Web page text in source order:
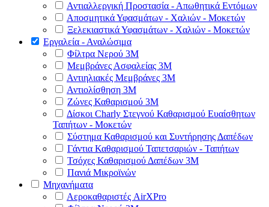
Αντιαλλεργική Προστασία - Απωθητικά Εντόμων
Αποσμητικά Υφασμάτων - Χαλιών - Μοκετών
Ξελεκιαστικά Υφασμάτων - Χαλιών - Μοκετών
Εργαλεία - Αναλώσιμα
Φίλτρα Νερού 3Μ
Μεμβράνες Ασφαλείας 3Μ
Αντιηλιακές Μεμβράνες 3Μ
Αντιολίσθηση 3Μ
Ζώνες Καθαρισμού 3Μ
Δίσκοι Charly Στεγνού Καθαρισμού Ευαίσθητων
Ταπήτων - Μοκετών
Σύστημα Καθαρισμού και Συντήρησης Δαπέδων
Γάντια Καθαρισμού Ταπετσαριών - Ταπήτων
Τσόχες Καθαρισμού Δαπέδων 3Μ
Πανιά Μικροϊνών
Μηχανήματα
Αεροκαθαριστές AirXPro